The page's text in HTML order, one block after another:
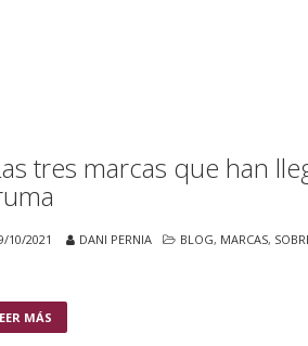
tres marcas que han
10/2021 DANI PERNIA BLOG, MARCAS,
MÁS